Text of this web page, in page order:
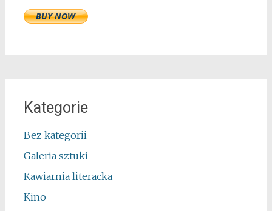
Kategorie
Bez kategorii
Galeria sztuki
Kawiarnia literacka
Kino